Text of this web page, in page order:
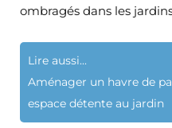
ombragés dans les
Lire aussi...
Aménager un havre de
espace détente au jardin